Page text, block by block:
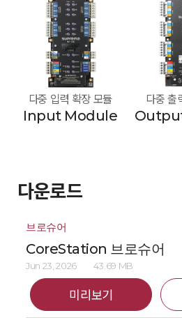
다중 입력 확장 모듈
Input Module
다중 출
다운로드
브로슈어
CoreStation 브로슈어
Jun 23, 2026 43.69 MB
미리보기